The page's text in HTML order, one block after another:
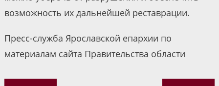
возможность их дальнейшей реставрации.
Пресс-служба Ярославской епархии по
материалам сайта Правительства области